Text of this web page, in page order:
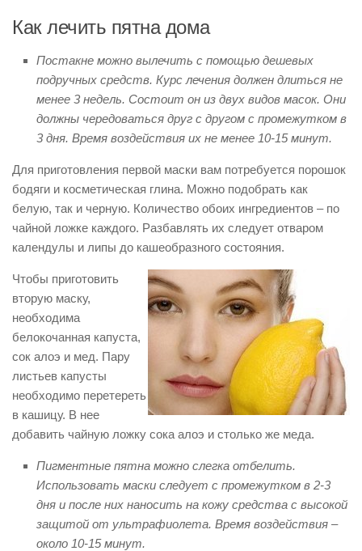
Как лечить пятна дома
Постакне можно вылечить с помощью дешевых
подручных средств. Курс лечения должен длиться не
менее 3 недель. Состоит он из двух видов масок. Они
должны чередоваться друг с другом с промежутком в
3 дня. Время воздействия их не менее 10-15 минут.
Для приготовления первой маски вам потребуется порошок
бодяги и косметическая глина. Можно подобрать как
белую, так и черную. Количество обоих ингредиентов – по
чайной ложке каждого. Разбавлять их следует отваром
календулы и липы до кашеобразного состояния.
Чтобы приготовить
вторую маску,
необходима
белокочанная капуста,
сок алоэ и мед. Пару
листьев капусты
необходимо перетереть
в кашицу. В нее
добавить чайную ложку сока алоэ и столько же меда.
Пигментные пятна можно слегка отбелить.
Использовать маски следует с промежутком в 2-3
дня и после них наносить на кожу средства с высокой
защитой от ультрафиолета. Время воздействия –
около 10-15 минут.